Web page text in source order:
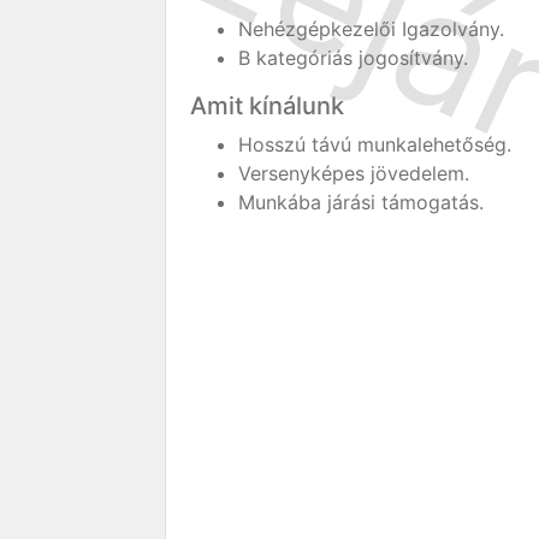
Nehézgépkezelői Igazolvány.
B kategóriás jogosítvány.
Amit kínálunk
Hosszú távú munkalehetőség.
Versenyképes jövedelem.
Munkába járási támogatás.